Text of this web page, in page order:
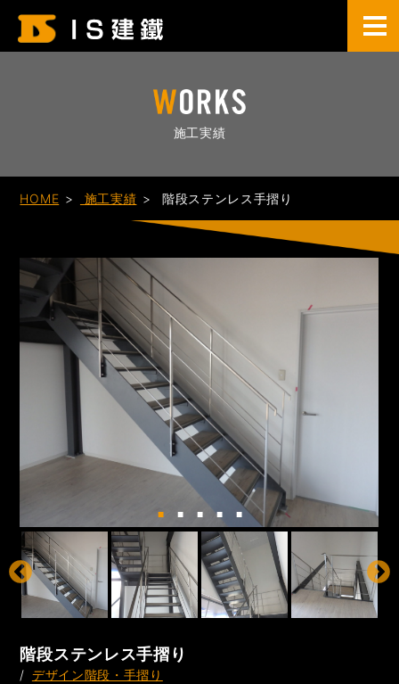
施工実績
HOME 施工実績 階段ステンレス手摺り
階段ステンレス手摺り
/ デザイン階段・手摺り